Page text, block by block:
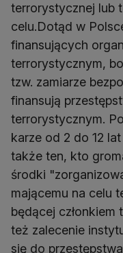
terrorystycznej lub
celu.Dotąd w
finansujących
terrorystycznym,
tzw. zamiarze
finansują
terrorystycznym.
karze od 2 do 12
także ten, kto
środki
mającemu na celu
będącej członkiem
też zalecenie
się do